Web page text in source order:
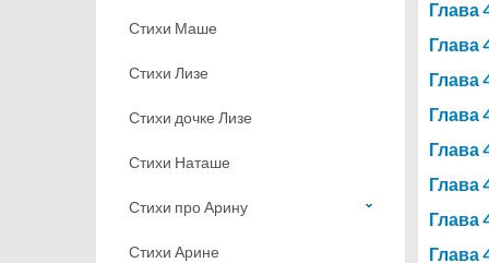
Глава
Глава
Глава
Глава
Глава
Глава
Глава
Глава
Стихи Маше
Стихи Лизе
Стихи дочке Лизе
Стихи Наташе
Стихи про Арину
Стихи Арине